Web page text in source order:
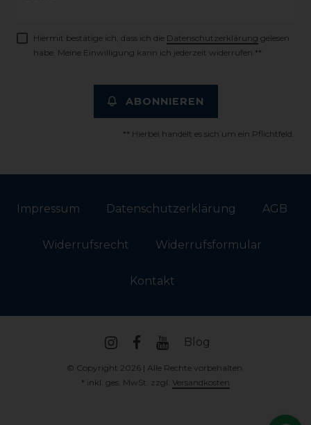
Hiermit bestätige ich, dass ich die Daten­schutz­erklärung gelesen
habe. Meine Einwilligung kann ich jederzeit widerrufen.**
ABONNIEREN
** Hierbei handelt es sich um ein Pflichtfeld.
Impressum Daten­schutz­erklärung AGB
Widerrufs­recht Widerrufs­formular
Kontakt
Blog
© Copyright 2026 | Alle Rechte vorbehalten.
* inkl. ges. MwSt. zzgl. Versandkosten